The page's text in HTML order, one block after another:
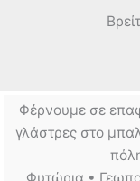
Φέρνουμε σε
γλάστρες στο